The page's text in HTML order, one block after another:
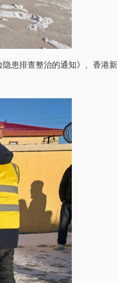
患排查整治的通知》、香港新